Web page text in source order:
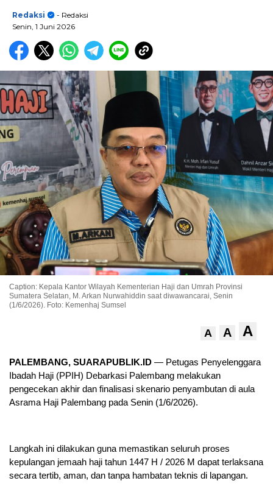
Redaksi
- Redaksi
Senin, 1 Juni 2026
Caption: Kepala Kantor Wilayah Kementerian Haji dan Umrah Provinsi
Sumatera Selatan, M. Arkan Nurwahiddin saat diwawancarai, Senin
(1/6/2026). Foto: Kemenhaj Sumsel
A A A
PALEMBANG, SUARAPUBLIK.ID — Petugas Penyelenggara
Ibadah Haji (PPIH) Debarkasi Palembang melakukan
pengecekan akhir dan finalisasi skenario penyambutan di aula
Asrama Haji Palembang pada Senin (1/6/2026).
Langkah ini dilakukan guna memastikan seluruh proses
kepulangan jemaah haji tahun 1447 H / 2026 M dapat terlaksana
secara tertib, aman, dan tanpa hambatan teknis di lapangan.